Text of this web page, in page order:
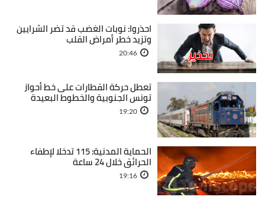
احذروا: نوبات الغضب قد تضر الشرايين
وتزيد خطر أمراض القلب
20:46
تعطل حركة القطارات على خط أحواز
تونس الجنوبية والخطوط البعيدة
19:20
الحماية المدنية: 115 تدخلا لإطفاء
الحرائق خلال 24 ساعة
19:16